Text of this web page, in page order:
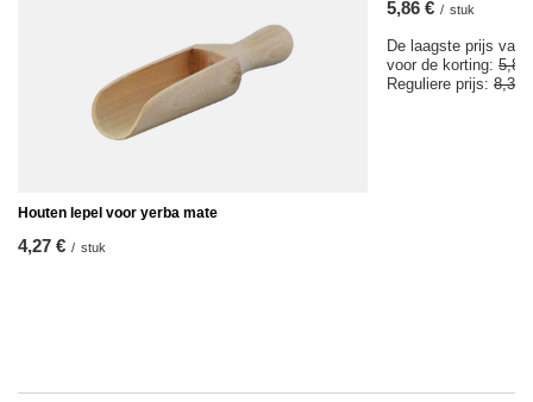
Houten lepel voor yerba mate
4,27 € / stuk
5,86 € / stuk
De laagste prijs van
voor de korting: 5,85
Reguliere prijs: 8,37